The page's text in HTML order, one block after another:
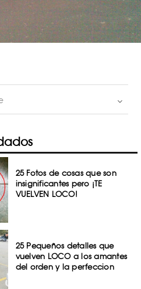
25 Fotos de cosas que son
insignificantes pero ¡TE
VUELVEN LOCO!
25 Pequeños detalles que
vuelven LOCO a los amantes
del orden y la perfeccion